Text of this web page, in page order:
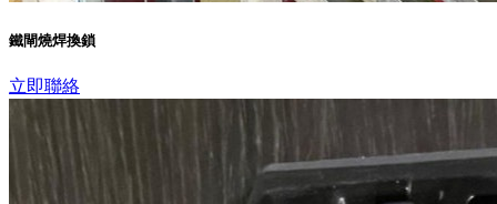
鐵閘燒焊換鎖
立即聯絡